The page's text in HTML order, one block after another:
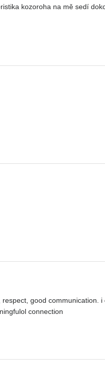
kozoroha na mě sedí
good
connection